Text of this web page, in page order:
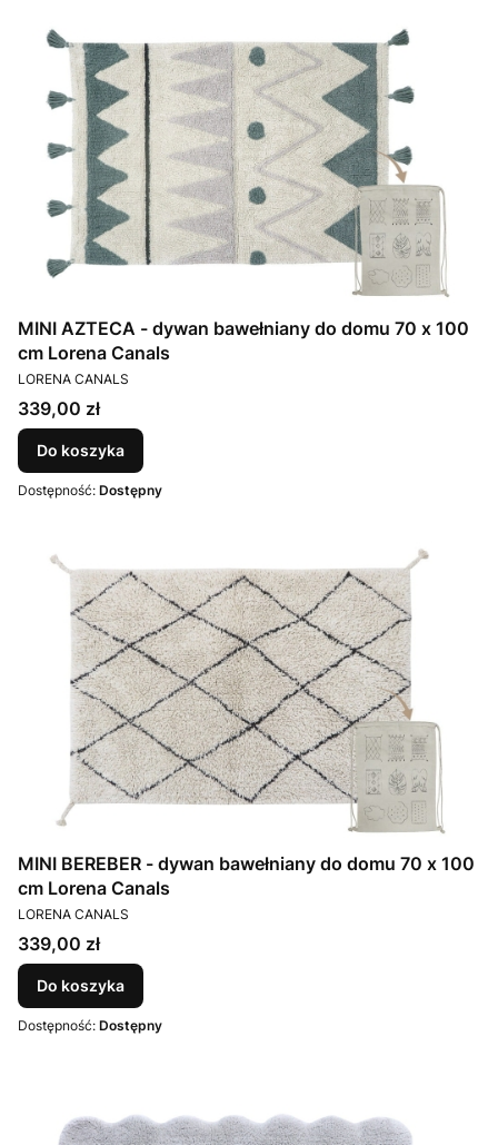
MINI AZTECA - dywan bawełniany do domu 70 x 100
cm Lorena Canals
PRODUCENT
LORENA CANALS
Cena
339,00 zł
Do koszyka
Dostępność: Dostępny
MINI BEREBER - dywan bawełniany do domu 70 x 100
cm Lorena Canals
PRODUCENT
LORENA CANALS
Cena
339,00 zł
Do koszyka
Dostępność: Dostępny